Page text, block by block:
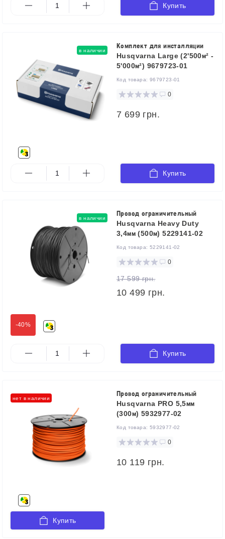
Купить
в наличии
Комплект для инсталляции
Husqvarna Large (2'500м² -
5'000м²) 9679723-01
Код товара: 9679723-01
0
7 699 грн.
Купить
-40%
в наличии
Провод ограничительный
Husqvarna Heavy Duty
3,4мм (500м) 5229141-02
Код товара: 5229141-02
0
17 599 грн.
10 499 грн.
Купить
нет в наличии
Провод ограничительный
Husqvarna PRO 5,5мм
(300м) 5932977-02
Код товара: 5932977-02
0
10 119 грн.
Купить